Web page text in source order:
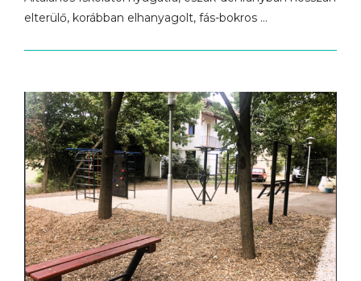
elterülő, korábban elhanyagolt, fás-bokros …